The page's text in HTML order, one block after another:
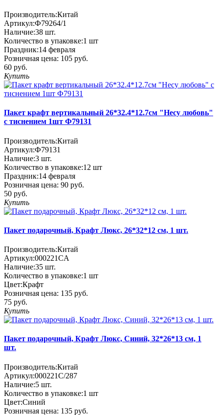
Производитель:Китай
Артикул:Ф79264/1
Наличие:38 шт.
Количество в упаковке:1 шт
Праздник:14 февраля
Розничная цена: 105 руб.
60 руб.
Купить
Пакет крафт вертикальный 26*32.4*12.7см "Несу любовь"
с тиснением 1шт Ф79131
Производитель:Китай
Артикул:Ф79131
Наличие:3 шт.
Количество в упаковке:12 шт
Праздник:14 февраля
Розничная цена: 90 руб.
50 руб.
Купить
Пакет подарочный, Крафт Люкс, 26*32*12 см, 1 шт.
Производитель:Китай
Артикул:000221CA
Наличие:35 шт.
Количество в упаковке:1 шт
Цвет:Крафт
Розничная цена: 135 руб.
75 руб.
Купить
Пакет подарочный, Крафт Люкс, Синий, 32*26*13 см, 1
шт.
Производитель:Китай
Артикул:000221C/287
Наличие:5 шт.
Количество в упаковке:1 шт
Цвет:Синий
Розничная цена: 135 руб.